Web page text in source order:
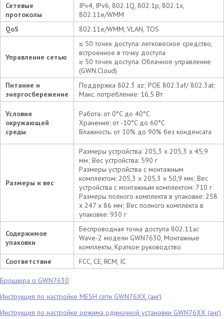
Сетевые
протоколы
IPv4, IPv6, 802.1Q, 802.1p, 802.1x,
802.11e/WMM
QoS
802.11e/WMM, VLAN, TOS
Управление сетью
≤ 50 точек доступа: легковесное средство,
встроенное в точку доступа
≥ 50 точек доступа: Облачное управление
(GWN.Cloud)
Питание и
энергосбережение
Поддержка 802.3 az; POE 802.3af/ 802.3at;
Макс. потребление: 16,5 Вт
Условия
окружающей
среды
Работа: от 0°C до 40°C
Хранение: от -10°C до 60°C
Влажность: от 10% до 90% без конденсата
Размеры и веc
Размеры устройства: 205,3 x 205,3 x 45,9
мм; Вес устройства: 590 г
Размеры устройства с монтажным
комплектом: 205,3 x 205,3 x 50,9 мм; Вес
устройства с монтажным комплектом: 710 г
Размеры полного комплекта в упаковке: 258
x 247 x 86 мм; Вес полного комплекта в
упаковке: 930 г
Содержимое
упаковки
Беспроводная точка доступа 802.11ac
Wave-2 модели GWN7630, Монтажные
комплекты, Краткое руководство
Соответствие
FCC, CE, RCM, IC
Брошюра о GWN7630
Инструкция по настройке MESH сети GWN76XX (анг)
Инструкция по настройке режима одиночной установки GWN76XX (анг)